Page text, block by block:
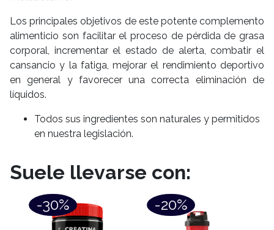
Los principales objetivos de este potente complemento
alimenticio son facilitar el proceso de pérdida de grasa
corporal, incrementar el estado de alerta, combatir el
cansancio y la fatiga, mejorar el rendimiento deportivo
en general y favorecer una correcta eliminación de
líquidos.
Todos sus ingredientes son naturales y permitidos
en nuestra legislación.
Suele llevarse con:
-30% -20%